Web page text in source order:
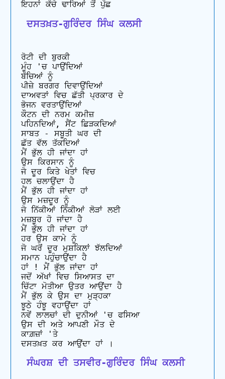
ਦਸਤਖ਼ਤ-ਗੁਰਿੰਦਰ ਸਿੰਘ ਕਲਸੀ
ਰੋਟੀ ਦੀ ਬੁਰਕੀ
ਮੂੰਹ 'ਚ ਪਾਉਂਦਿਆਂ
ਬੱਚਿਆਂ ਨੂੰ
ਪੀਜ਼ੇ ਬਰਗਰ ਦਿਵਾਉਂਦਿਆਂ
ਦਾਅਵਤਾਂ ਵਿਚ ਛੱਤੀ ਪ੍ਰਕਾਰ ਦੇ
ਭੋਜਨ ਵਰਤਾਉਂਦਿਆਂ
ਕੌਟਨ ਦੀ ਨਰਮ ਕਮੀਜ਼
ਪਹਿਨਦਿਆਂ, ਸੈਂਟ ਛਿੜਕਦਿਆਂ
ਸਾਬਤ - ਸਬੂਤੀ ਘਰ ਦੀ
ਛੱਤ ਵੱਲ ਤੱਕਦਿਆਂ
ਮੈਂ ਭੁੱਲ ਹੀ ਜਾਂਦਾ ਹਾਂ
ਉਸ ਕਿਰਸਾਨ ਨੂੰ
ਜੋ ਦੂਰ ਕਿਤੇ ਖੇਤਾਂ ਵਿਚ
ਹਲ ਚਲਾਉਂਦਾ ਹੈ
ਮੈਂ ਭੁੱਲ ਹੀ ਜਾਂਦਾ ਹਾਂ
ਉਸ ਮਜ਼ਦੂਰ ਨੂੰ
ਜੋ ਨਿੱਕੀਆਂ ਨਿੱਕੀਆਂ ਲੋੜਾਂ ਲਈ
ਮਜ਼ਬੂਰ ਹੋ ਜਾਂਦਾ ਹੈ
ਮੈਂ ਭੁੱਲ ਹੀ ਜਾਂਦਾ ਹਾਂ
ਹਰ ਉਸ ਕਾਮੇ ਨੂੰ
ਜੋ ਘਰੋਂ ਦੂਰ ਮੁਸ਼ਕਿਲਾਂ ਝੱਲਦਿਆਂ
ਸਮਾਨ ਪਹੁੰਚਾਉਂਦਾ ਹੈ
ਹਾਂ ! ਮੈਂ ਭੁੱਲ ਜਾਂਦਾ ਹਾਂ
ਜਦੋਂ ਅੱਖਾਂ ਵਿਚ ਸਿਆਸਤ ਦਾ
ਚਿੱਟਾ ਮੋਤੀਆ ਉਤਰ ਆਉਂਦਾ ਹੈ
ਮੈਂ ਭੁੱਲ ਕੇ ਉਸ ਦਾ ਮੁੜ੍ਹਕਾ
ਝੂਠੇ ਹੰਝੂ ਵਹਾਉਂਦਾ ਹਾਂ
ਨਵੇਂ ਲਾਲਚਾਂ ਦੀ ਦੁਨੀਆਂ 'ਚ ਫਸਿਆ
ਉਸ ਦੀ ਅਤੇ ਆਪਣੀ ਮੌਤ ਦੇ
ਕਾਗ਼ਜ਼ਾਂ 'ਤੇ
ਸੰਘਰਸ਼ ਦੀ ਤਸਵੀਰ-ਗੁਰਿੰਦਰ ਸਿੰਘ ਕਲਸੀ